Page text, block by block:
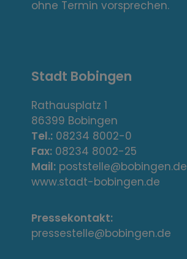
s
A
d
r
e
s
s
e
/
ohne Termin vorsprechen.
Stadt Bobingen
Rathausplatz 1
86399 Bobingen
Tel.: 08234 8002-0
Fax: 08234 8002-25
Mail: poststelle@bobingen.de
www.stadt-bobingen.de
Pressekontakt:
pressestelle@bobingen.de